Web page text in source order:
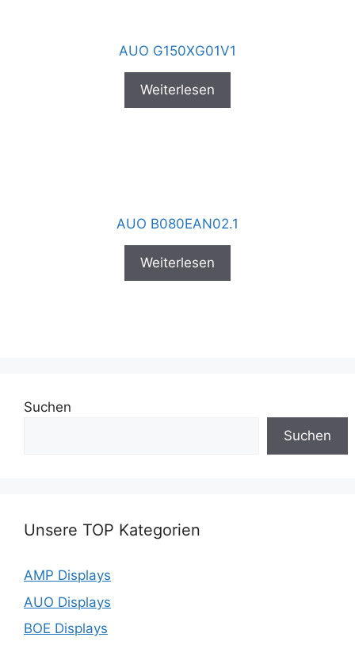
AUO G150XG01V1
Weiterlesen
AUO B080EAN02.1
Weiterlesen
Suchen
Suchen
Unsere TOP Kategorien
AMP Displays
AUO Displays
BOE Displays